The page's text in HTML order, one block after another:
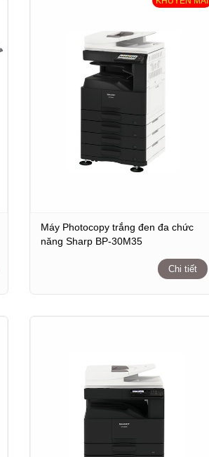
Máy Photocopy trắng đen đa chức
năng Sharp BP-30M35
Chi tiết